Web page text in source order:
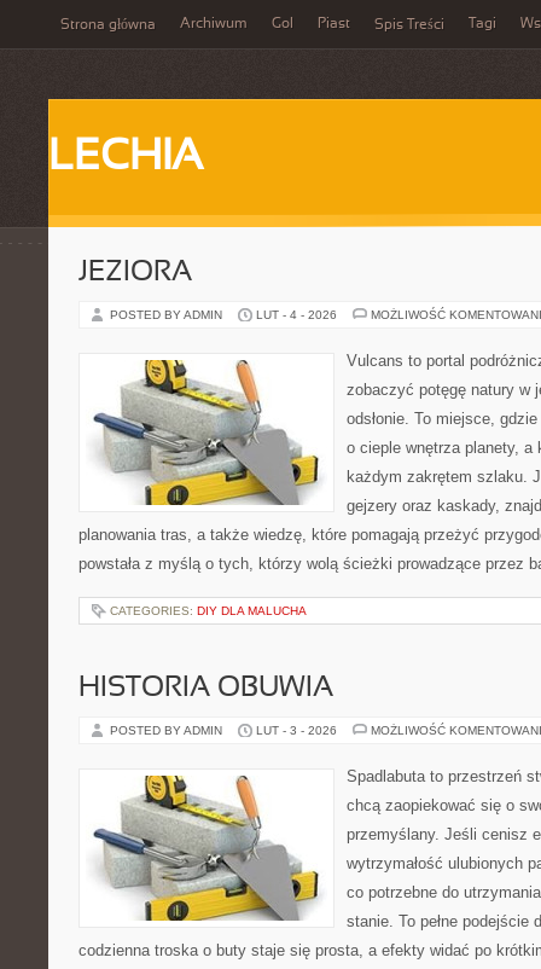
Strona główna Archiwum Gol Piast Spis Treści Tagi
LECHIA
JEZIORA
POSTED BY ADMIN LUT - 4 - 2026 MOŻLIWOŚĆ
Vulcans to portal
zobaczyć potęgę natury w
odsłonie. To miejsce,
o cieple wnętrza planety, a
każdym zakrętem szlaku.
gejzery oraz kaskady,
planowania tras, a także wiedzę, które pomagają przeżyć
powstała z myślą o tych, którzy wolą ścieżki prowadzące przez
CATEGORIES: DIY DLA MALUCHA
HISTORIA OBUWIA
POSTED BY ADMIN LUT - 3 - 2026 MOŻLIWOŚĆ
Spadlabuta to przestrzeń
chcą zaopiekować się o
przemyślany. Jeśli cenisz
wytrzymałość ulubionych
co potrzebne do
stanie. To pełne podejście
codzienna troska o buty staje się prosta, a efekty widać po